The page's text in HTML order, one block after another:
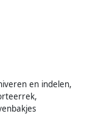
en indelen,